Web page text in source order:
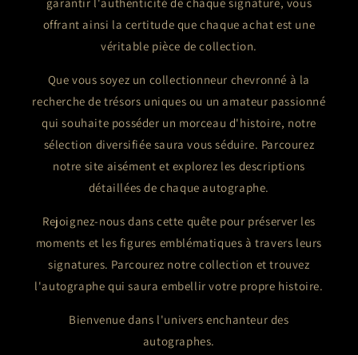
offrant ainsi la certitude que chaque achat est une
véritable pièce de collection.
Que vous soyez un collectionneur chevronné à la
recherche de trésors uniques ou un amateur passionné
qui souhaite posséder un morceau d'histoire, notre
sélection diversifiée saura vous séduire. Parcourez
notre site aisément et explorez les descriptions
détaillées de chaque autographe.
Rejoignez-nous dans cette quête pour préserver les
moments et les figures emblématiques à travers leurs
signatures. Parcourez notre collection et trouvez
l'autographe qui saura embellir votre propre histoire.
Bienvenue dans l'univers enchanteur des
autographes.